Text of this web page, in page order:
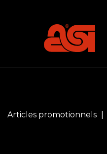
Articles promotionnels